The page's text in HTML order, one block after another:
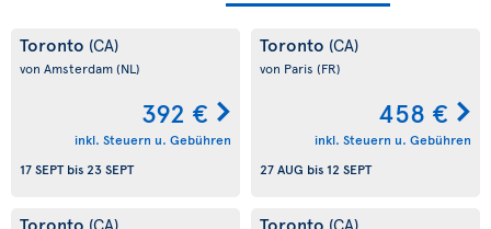
Toronto (CA)
von Amsterdam(NL)
392 €
inkl. Steuern u. Gebühren
17 SEPTbis23 SEPT
Toronto (CA)
von Paris (FR)
458 €
inkl. Steuern u. Gebühren
27 AUG bis 12 SEPT
Toronto (CA) Toronto (CA)